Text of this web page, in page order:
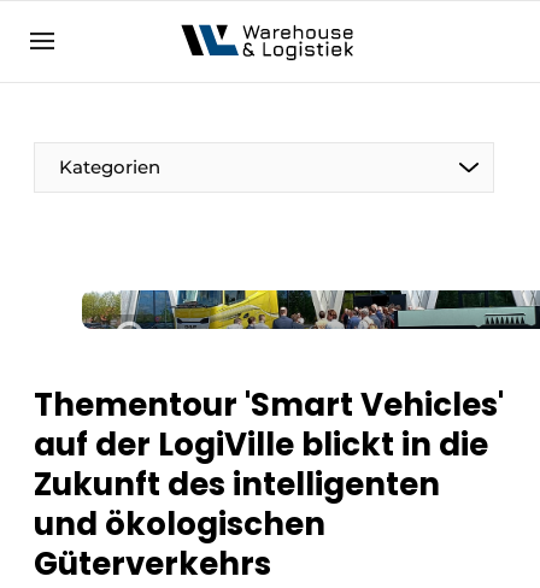
NL EN
Kategorien
Thementour 'Smart Vehicles'
auf der LogiVille blickt in die
Zukunft des intelligenten
und ökologischen
Güterverkehrs